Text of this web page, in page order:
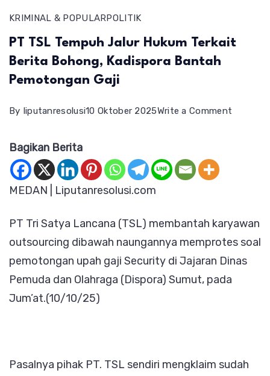
KRIMINAL & POPULARPOLITIK
PT TSL Tempuh Jalur Hukum Terkait
Berita Bohong, Kadispora Bantah
Pemotongan Gaji
By liputanresolusi10 Oktober 2025Write a Comment
Terkait
Berita
Bohong,
Bagikan Berita
MEDAN | Liputanresolusi.com
PT Tri Satya Lancana (TSL) membantah karyawan
outsourcing dibawah naungannya memprotes soal
pemotongan upah gaji Security di Jajaran Dinas
Pemuda dan Olahraga (Dispora) Sumut, pada
Jum’at.(10/10/25)
Pasalnya pihak PT. TSL sendiri mengklaim sudah